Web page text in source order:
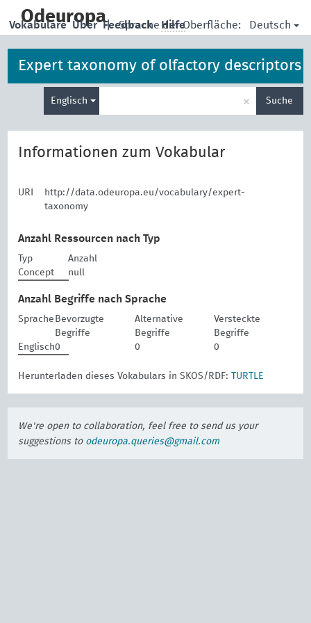
main
Odeuropa| Sprache der Oberfläche: Deutsch
Vokabulare Über Feedback Hilfe
Expert taxonomy of olfactory descriptors
Englisch × Suche
Informationen zum Vokabular
URI
http://data.odeuropa.eu/vocabulary/expert-
taxonomy
Anzahl Ressourcen nach Typ
Typ
Anzahl
Concept
null
Anzahl Begriffe nach Sprache
Sprache Bevorzugte
Begriffe
Alternative
Begriffe
Versteckte
Begriffe
Englisch0 0 0
Herunterladen dieses Vokabulars in SKOS/RDF: TURTLE
We're open to collaboration, feel free to send us your
suggestions to odeuropa.queries@gmail.com